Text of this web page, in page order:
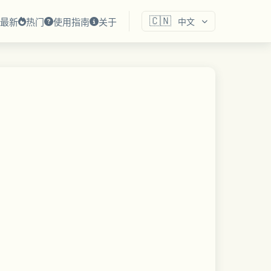
最新 热门 使用指南 关于 🇨🇳 中文